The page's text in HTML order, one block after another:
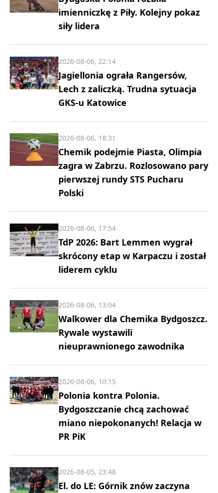
imienniczkę z Piły. Kolejny pokaz
siły lidera
Jagiellonia ograła Rangersów,
Lech z zaliczką. Trudna sytuacja
GKS-u Katowice
2026-08-06, 22:14
Chemik podejmie Piasta, Olimpia
zagra w Zabrzu. Rozlosowano pary
pierwszej rundy STS Pucharu
Polski
2026-08-06, 18:31
TdP 2026: Bart Lemmen wygrał
skrócony etap w Karpaczu i został
liderem cyklu
2026-08-06, 17:54
Walkower dla Chemika Bydgoszcz.
Rywale wystawili
nieuprawnionego zawodnika
2026-08-06, 13:04
Polonia kontra Polonia.
Bydgoszczanie chcą zachować
miano niepokonanych! Relacja w
PR PiK
2026-08-06, 10:15
El. do LE: Górnik znów zaczyna
2026-08-05, 23:48